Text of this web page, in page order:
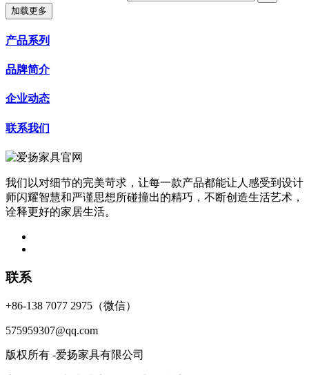
加载更多
产品系列
品牌简介
企业动态
联系我们
我们以对细节的完美苛求，让每一款产品都能让人感受到设计
师闪耀智慧和严谨思想所碰撞出的精巧，不断创造生活艺术，
诠释更好的家居生活。
联系
+86-138 7077 2975（微信）
575959307@qq.com
版权所有 -爱扬家具有限公司